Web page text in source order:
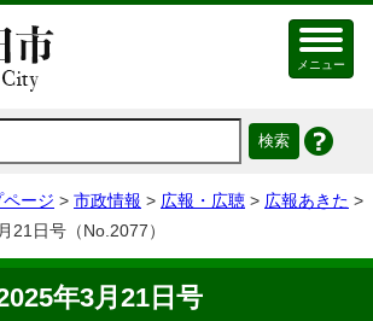
メニュー
ページ > 市政情報 > 広報・広聴 > 広報あきた >
21日号（No.2077）
年3月21日号